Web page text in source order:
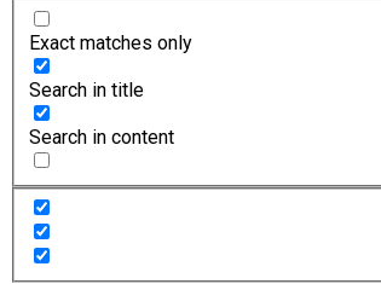
Exact matches only
Search in title
Search in content